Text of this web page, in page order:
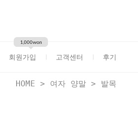
회원가입
1,000won
고객센터 후기
HOME > 여자 양말 > 발목